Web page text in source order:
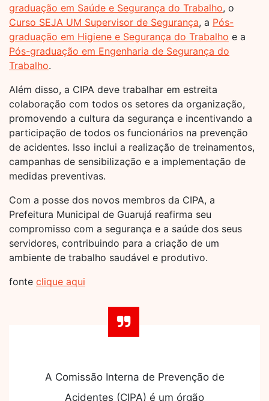
graduação em Saúde e Segurança do Trabalho, o
Curso SEJA UM Supervisor de Segurança, a Pós-
graduação em Higiene e Segurança do Trabalho e a
Pós-graduação em Engenharia de Segurança do
Trabalho.
Além disso, a CIPA deve trabalhar em estreita
colaboração com todos os setores da organização,
promovendo a cultura da segurança e incentivando a
participação de todos os funcionários na prevenção
de acidentes. Isso inclui a realização de treinamentos,
campanhas de sensibilização e a implementação de
medidas preventivas.
Com a posse dos novos membros da CIPA, a
Prefeitura Municipal de Guarujá reafirma seu
compromisso com a segurança e a saúde dos seus
servidores, contribuindo para a criação de um
ambiente de trabalho saudável e produtivo.
fonte clique aqui
A Comissão Interna de Prevenção de
Acidentes (CIPA) é um órgão